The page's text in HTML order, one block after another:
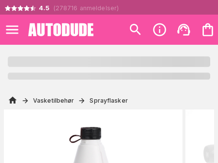
4.5 (278716 anmeldelser)
Vasketilbehør Sprayflasker